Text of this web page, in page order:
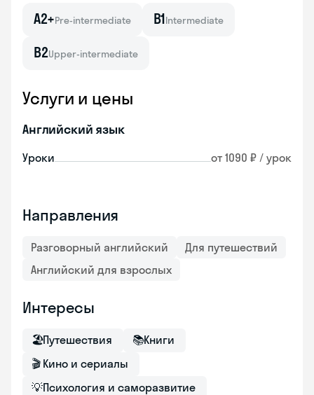
A2+Pre-intermediate B1Intermediate
B2Upper-intermediate
Услуги и цены
Английский язык
Уроки от 1090 ₽ / урок
Направления
Разговорный английский
Для путешествий
Английский для взрослых
Интересы
🏖Путешествия 📚Книги
🎬 Кино и сериалы
💡Психология и саморазвитие